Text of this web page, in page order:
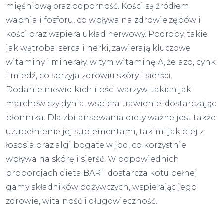
mięśniową oraz odporność. Kości są źródłem
wapnia i fosforu, co wpływa na zdrowie zębów i
kości oraz wspiera układ nerwowy. Podroby, takie
jak wątroba, serca i nerki, zawierają kluczowe
witaminy i minerały, w tym witaminę A, żelazo, cynk
i miedź, co sprzyja zdrowiu skóry i sierści.
Dodanie niewielkich ilości warzyw, takich jak
marchew czy dynia, wspiera trawienie, dostarczając
błonnika. Dla zbilansowania diety ważne jest także
uzupełnienie jej suplementami, takimi jak olej z
łososia oraz algi bogate w jod, co korzystnie
wpływa na skórę i sierść. W odpowiednich
proporcjach dieta BARF dostarcza kotu pełnej
gamy składników odżywczych, wspierając jego
zdrowie, witalność i długowieczność.